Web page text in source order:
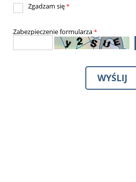
Zgadzam się *
Zabezpieczenie formularza *